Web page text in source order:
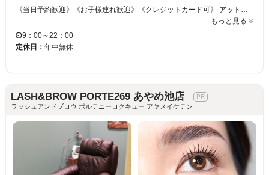
《当日予約歓迎》《お子様連れ歓迎》《クレジットカード可》 アットホームな店内では、落ち着いた空間で安心してお寛ぎ頂けます☆いつでも気軽に通えるお店を目指して☆低価格☆持続力☆高技術でお出迎え致します♪是非一度お越しください！お客様のご来店を心よりお待ちしております！ ７日以上１０日未満のご来店で半額でお直し致します。１０日以上の場合は全額お客様負担とさせて頂きます。メッセージやお電話でご連絡お願い致します♪ （全オフされていない場合やデザイン・長さの変更等は保証外） お子様連れの場合ソファで一人で待てるお子様に限ります。
もっと見る
9：00～22：00
定休日： 年中無休
LASH&BROW PORTE269 あやめ池店
ラッシュアンドブロウ ポルテニーロクキュー アヤメイケテン